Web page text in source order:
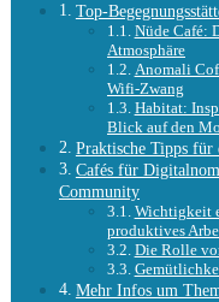
Top-
Nüde Café:
Atmosphäre
Anomali
Wifi-Zwang
Habitat:
Blick auf den
Praktische Tipps für
Cafés für
Community
Wichtigkeit
produktives
Die Rolle
Mehr Infos um